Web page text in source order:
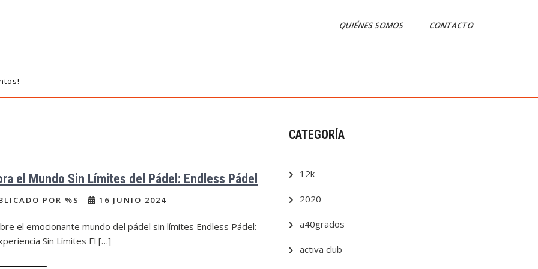
QUIÉNES SOMOS CONTACTO
el Mundo Sin Límites del Pádel: Endless Pádel
POR %S 16 JUNIO 2024
el emocionante mundo del pádel sin límites Endless Pádel:
Sin Límites El […]
CATEGORÍA
12k
2020
a40grados
activa club